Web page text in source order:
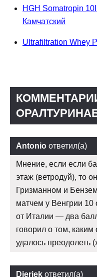
HGH Somatropin
Камчатский
Ultrafiltration Whey
Antonio ответил(а)
Мнение, если если
этаж (ветродуй), то
Гризманном и
матчем у Венгрии 10
от Италии — два
говорил о том, каким
удалось преодолеть
Djerjek ответил(а)